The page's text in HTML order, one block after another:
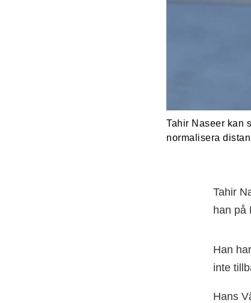
Tahir Naseer kan
normalisera
Tahir
han på
Han
inte
Hans